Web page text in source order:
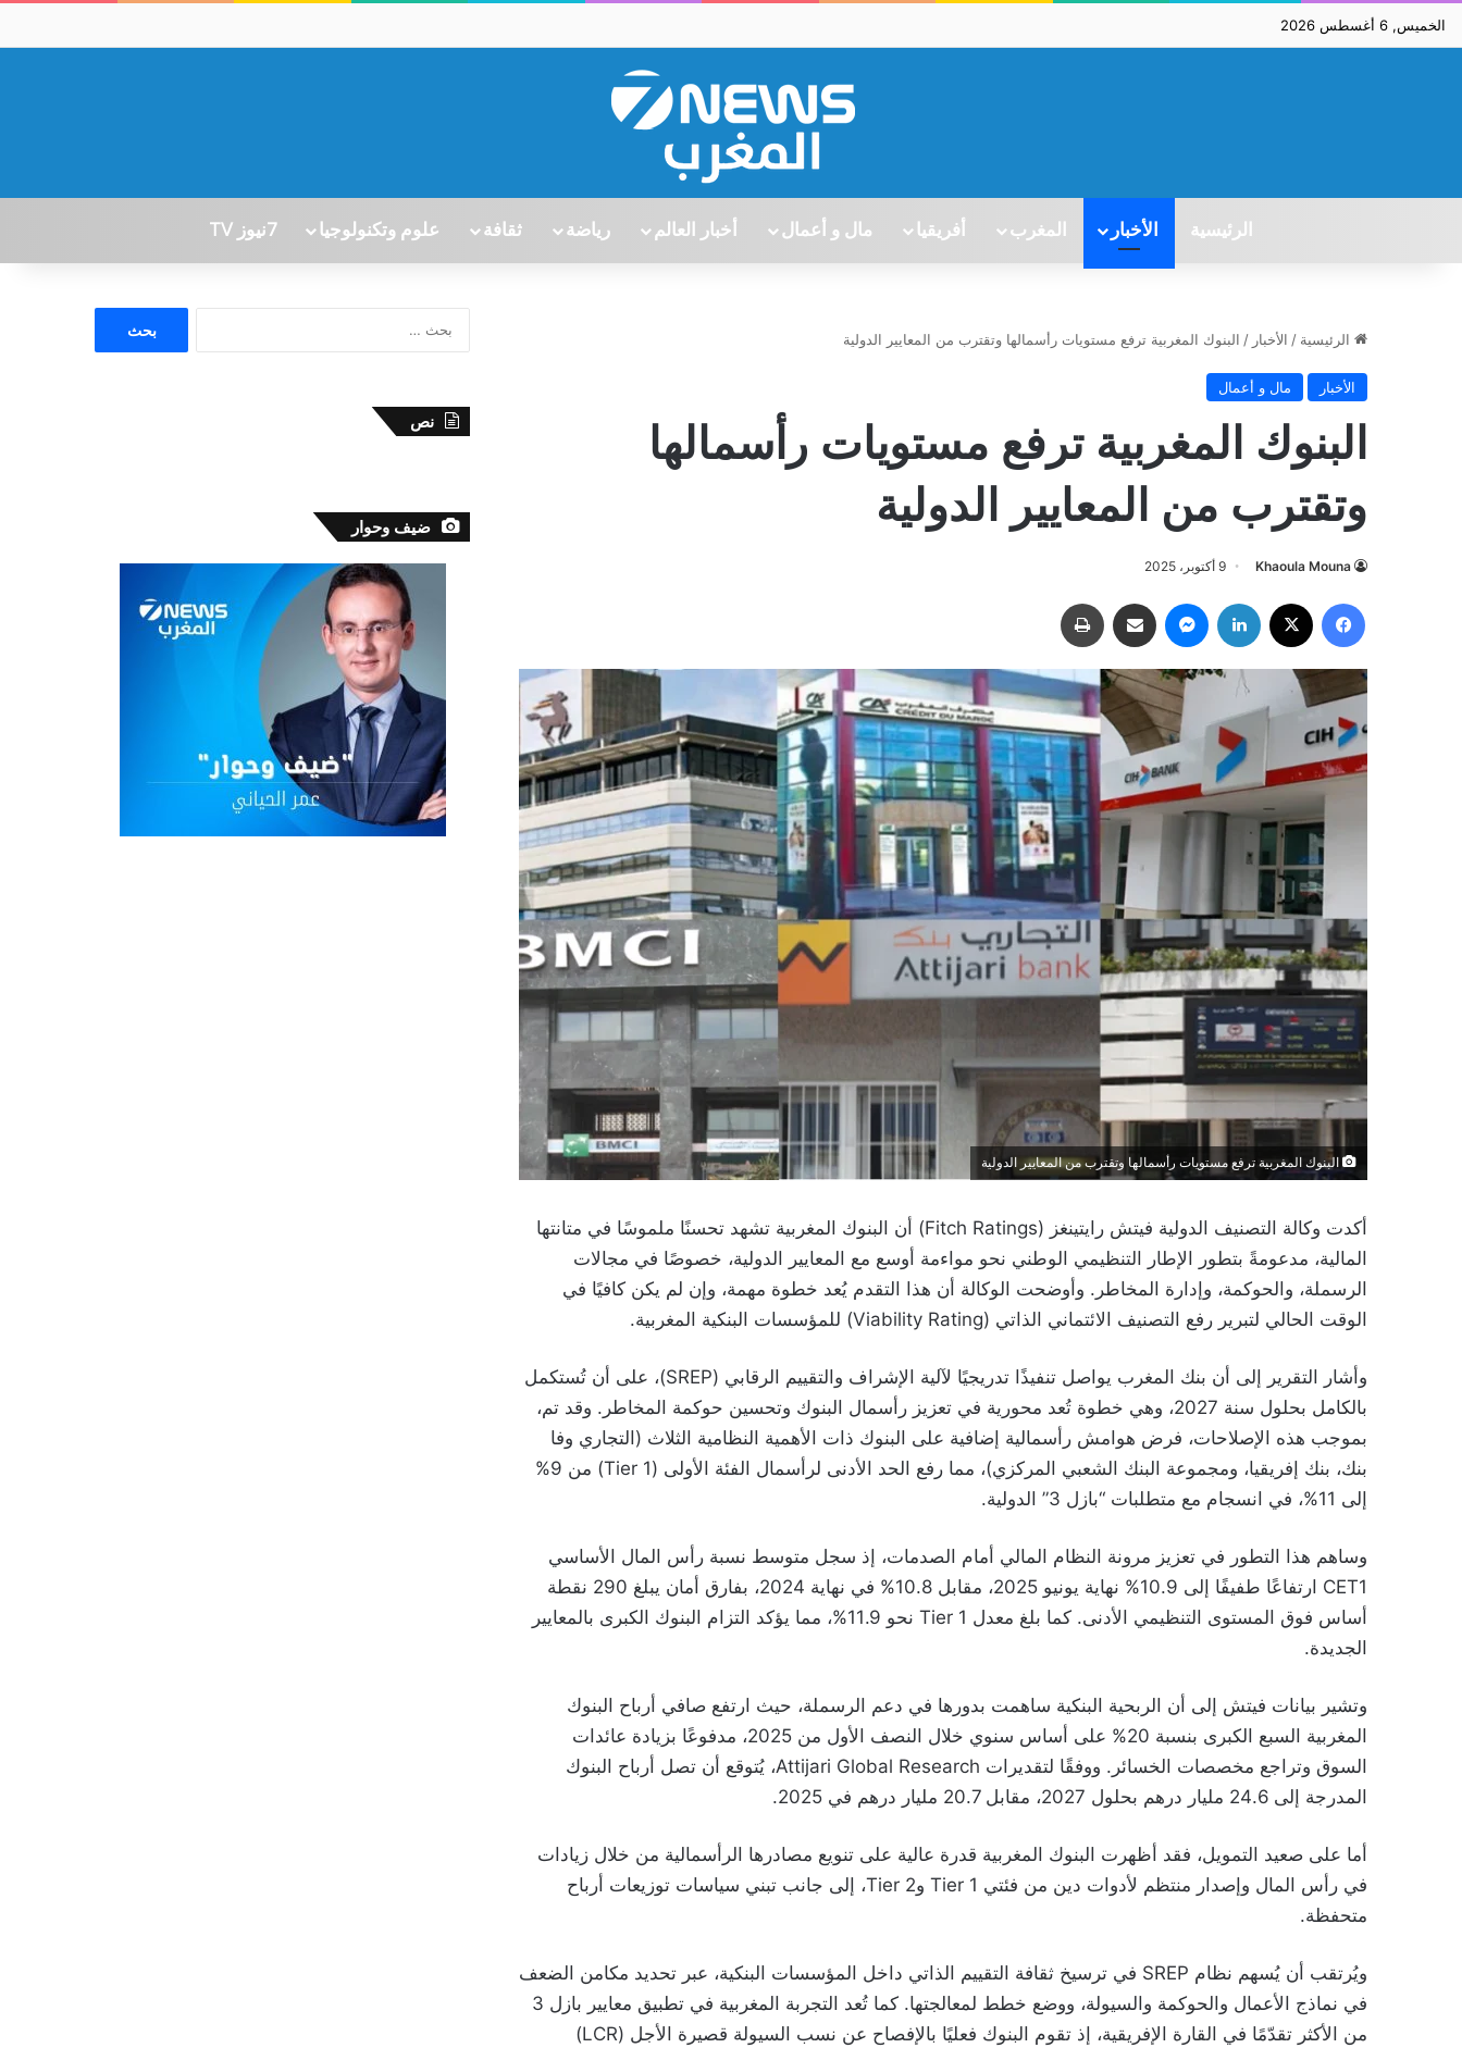
الخميس, 6 أغسطس 2026
الرئيسية الأخبار المغرب أفريقيا مال و أعمال أخبار العالم رياضة ثقافة علوم وتكنولوجيا 7نيوز TV
الرئيسية / الأخبار / البنوك المغربية ترفع مستويات رأسمالها وتقترب من المعايير الدولية
الأخبار مال و أعمال
البنوك المغربية ترفع مستويات رأسمالها
وتقترب من المعايير الدولية
Khaoula Mouna 9 أكتوبر، 2025
البنوك المغربية ترفع مستويات رأسمالها وتقترب من المعايير الدولية
أكدت وكالة التصنيف الدولية فيتش رايتينغز (Fitch Ratings) أن البنوك المغربية تشهد تحسنًا ملموسًا في متانتها
المالية، مدعومةً بتطور الإطار التنظيمي الوطني نحو مواءمة أوسع مع المعايير الدولية، خصوصًا في مجالات
الرسملة، والحوكمة، وإدارة المخاطر. وأوضحت الوكالة أن هذا التقدم يُعد خطوة مهمة، وإن لم يكن كافيًا في
الوقت الحالي لتبرير رفع التصنيف الائتماني الذاتي (Viability Rating) للمؤسسات البنكية المغربية.
وأشار التقرير إلى أن بنك المغرب يواصل تنفيذًا تدريجيًا لآلية الإشراف والتقييم الرقابي (SREP)، على أن تُستكمل
بالكامل بحلول سنة 2027، وهي خطوة تُعد محورية في تعزيز رأسمال البنوك وتحسين حوكمة المخاطر. وقد تم،
بموجب هذه الإصلاحات، فرض هوامش رأسمالية إضافية على البنوك ذات الأهمية النظامية الثلاث (التجاري وفا
بنك، بنك إفريقيا، ومجموعة البنك الشعبي المركزي)، مما رفع الحد الأدنى لرأسمال الفئة الأولى (Tier 1) من 9%
إلى 11%، في انسجام مع متطلبات “بازل 3” الدولية.
وساهم هذا التطور في تعزيز مرونة النظام المالي أمام الصدمات، إذ سجل متوسط نسبة رأس المال الأساسي
CET1 ارتفاعًا طفيفًا إلى 10.9% نهاية يونيو 2025، مقابل 10.8% في نهاية 2024، بفارق أمان يبلغ 290 نقطة
أساس فوق المستوى التنظيمي الأدنى. كما بلغ معدل Tier 1 نحو 11.9%، مما يؤكد التزام البنوك الكبرى بالمعايير
الجديدة.
وتشير بيانات فيتش إلى أن الربحية البنكية ساهمت بدورها في دعم الرسملة، حيث ارتفع صافي أرباح البنوك
المغربية السبع الكبرى بنسبة 20% على أساس سنوي خلال النصف الأول من 2025، مدفوعًا بزيادة عائدات
السوق وتراجع مخصصات الخسائر. ووفقًا لتقديرات Attijari Global Research، يُتوقع أن تصل أرباح البنوك
المدرجة إلى 24.6 مليار درهم بحلول 2027، مقابل 20.7 مليار درهم في 2025.
أما على صعيد التمويل، فقد أظهرت البنوك المغربية قدرة عالية على تنويع مصادرها الرأسمالية من خلال زيادات
في رأس المال وإصدار منتظم لأدوات دين من فئتي Tier 1 وTier 2، إلى جانب تبني سياسات توزيعات أرباح
متحفظة.
ويُرتقب أن يُسهم نظام SREP في ترسيخ ثقافة التقييم الذاتي داخل المؤسسات البنكية، عبر تحديد مكامن الضعف
في نماذج الأعمال والحوكمة والسيولة، ووضع خطط لمعالجتها. كما تُعد التجربة المغربية في تطبيق معايير بازل 3
من الأكثر تقدّمًا في القارة الإفريقية، إذ تقوم البنوك فعليًا بالإفصاح عن نسب السيولة قصيرة الأجل (LCR)
نص
ضيف وحوار